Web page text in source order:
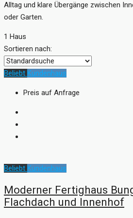
Alltag und klare Übergänge zwischen
oder Garten.
1 Haus
Sortieren nach:
Beliebt Kundenhaus
Preis auf Anfrage
Beliebt Kundenhaus
Moderner Fertighaus
Flachdach und Innenhof